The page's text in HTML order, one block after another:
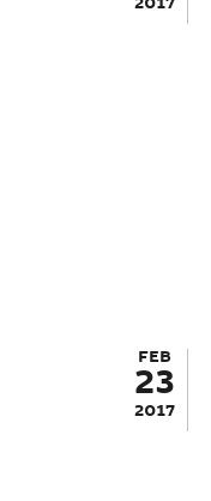
FEB
23
2017